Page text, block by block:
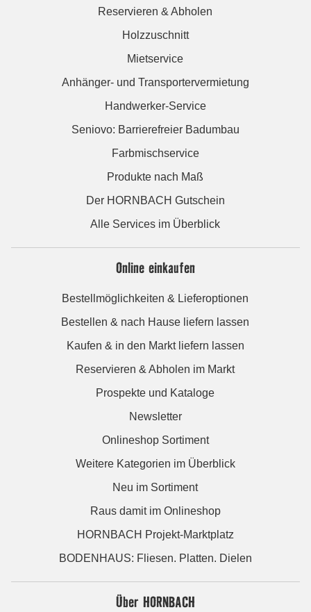
Reservieren & Abholen
Holzzuschnitt
Mietservice
Anhänger- und Transportervermietung
Handwerker-Service
Seniovo: Barrierefreier Badumbau
Farbmischservice
Produkte nach Maß
Der HORNBACH Gutschein
Alle Services im Überblick
Online einkaufen
Bestellmöglichkeiten & Lieferoptionen
Bestellen & nach Hause liefern lassen
Kaufen & in den Markt liefern lassen
Reservieren & Abholen im Markt
Prospekte und Kataloge
Newsletter
Onlineshop Sortiment
Weitere Kategorien im Überblick
Neu im Sortiment
Raus damit im Onlineshop
HORNBACH Projekt-Marktplatz
BODENHAUS: Fliesen. Platten. Dielen
Über HORNBACH